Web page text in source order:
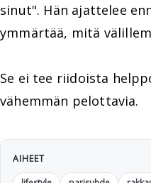
sinut". Hän ajattelee
ymmärtää, mitä
Se ei tee riidoista
vähemmän pelottavia.
AIHEET